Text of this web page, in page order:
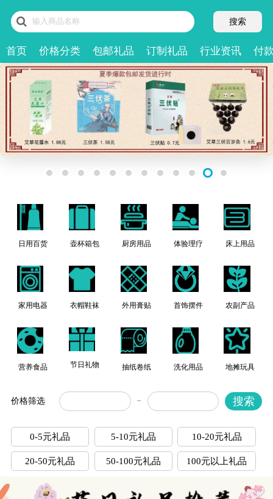
搜索
首页 价格分类 包邮礼品 订制礼品 行业资讯 付
日用百货 壶杯箱包 厨房用品 体验理疗 床上用品
家用电器 衣帽鞋袜 外用膏贴 首饰摆件 农副产品
营养食品 节日礼物 抽纸卷纸 洗化用品 地摊玩具
价格筛选 ~ 搜索
0-5元礼品 5-10元礼品 10-20元礼品
20-50元礼品 50-100元礼品 100元以上礼品